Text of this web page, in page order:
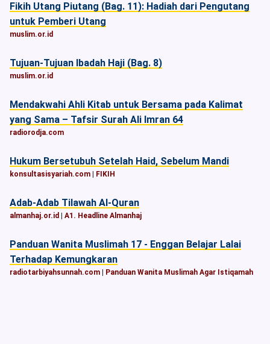
Fikih Utang Piutang (Bag. 11): Hadiah dari Pengutang
untuk Pemberi Utang
muslim.or.id
Tujuan-Tujuan Ibadah Haji (Bag. 8)
muslim.or.id
Mendakwahi Ahli Kitab untuk Bersama pada Kalimat
yang Sama – Tafsir Surah Ali Imran 64
radiorodja.com
Hukum Bersetubuh Setelah Haid, Sebelum Mandi
konsultasisyariah.com FIKIH
Adab-Adab Tilawah Al-Quran
almanhaj.or.id A1. Headline Almanhaj
Panduan Wanita Muslimah 17 - Enggan Belajar Lalai
Terhadap Kemungkaran
radiotarbiyahsunnah.com Panduan Wanita Muslimah Agar Istiqamah